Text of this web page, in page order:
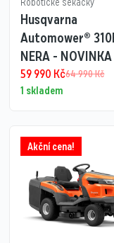
Husqvarna
Automower®
NERA - NOVINKA
64 990Kč
59 990 Kč
1 skladem
Akční cena!